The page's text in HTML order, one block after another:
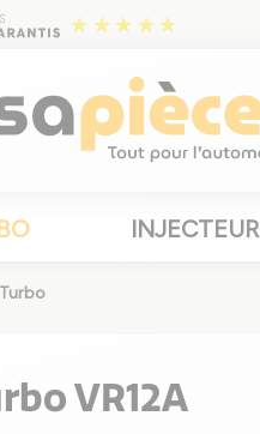
INJECTEUR
Turbo
VR12A